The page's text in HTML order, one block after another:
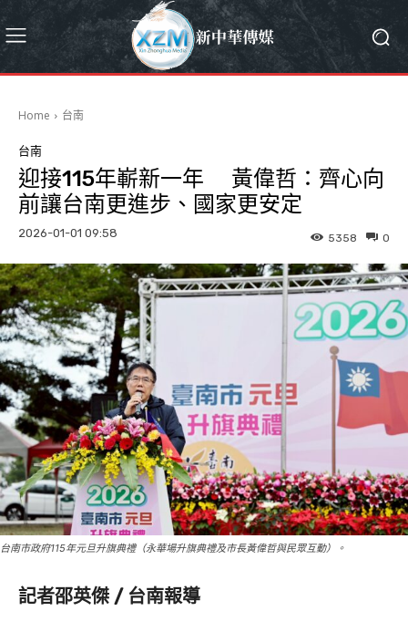
Home 台南
台南
迎接115年嶄新一年 黃偉哲：齊心向
前讓台南更進步、國家更安定
2026-01-01 09:58 0
5358
台南市政府115年元旦升旗典禮（永華場升旗典禮及市長黃偉哲與民眾互動）。
記者邵英傑 / 台南報導